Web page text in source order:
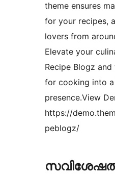
theme ensures
for your recipes,
lovers from
Elevate your
Recipe Blogz
for cooking into
presence.View
https://
peblogz/